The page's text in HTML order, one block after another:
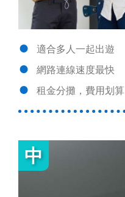
適合多人一起出遊
網路連線速度最快
租金分攤，費用划算